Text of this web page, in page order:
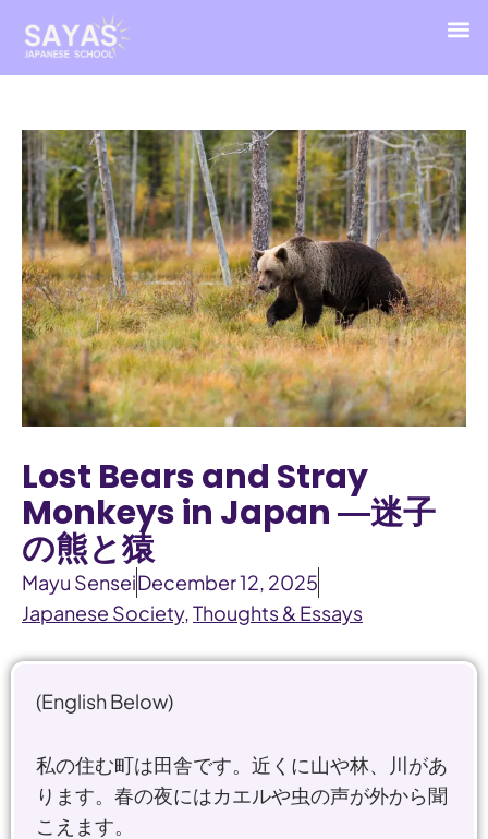
Lost Bears and Stray
Monkeys in Japan ―迷子
の熊と猿
Mayu SenseiDecember 12, 2025
Japanese Society,Thoughts & Essays
(English Below)
私の住む町は田舎です。近くに山や林、川があ
ります。春の夜にはカエルや虫の声が外から聞
こえます。